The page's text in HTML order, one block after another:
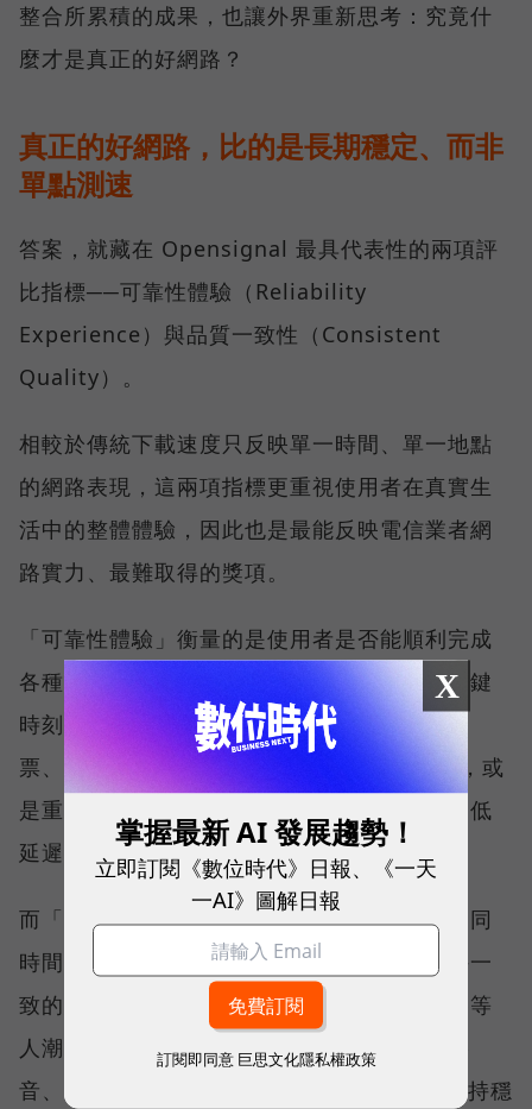
整合所累積的成果，也讓外界重新思考：究竟什
麼才是真正的好網路？
真正的好網路，比的是長期穩定、而非
單點測速
答案，就藏在 Opensignal 最具代表性的兩項評
比指標──可靠性體驗（Reliability
Experience）與品質一致性（Consistent
Quality）。
相較於傳統下載速度只反映單一時間、單一地點
的網路表現，這兩項指標更重視使用者在真實生
活中的整體體驗，因此也是最能反映電信業者網
路實力、最難取得的獎項。
「可靠性體驗」衡量的是使用者是否能順利完成
各種數位應用，因此，考驗的是網路服務在關鍵
時刻不中斷的能力。例如，搶購熱門演唱會門
票、秒殺限量商品、超商結帳掃描 QR Code，或
是重要的線上會議，都需要網路能即時回應、低
延遲且持續運作。
而「品質一致性」則是衡量電信業者可否在不同
時間、不同地點、不同網路負載下，都能維持一
致的網路服務品質。無論是在跨年晚會、球賽等
人潮密集場域，或是在高速移動時觀看串流影
音、傳送 LINE 訊息、分享社群動態，確保維持穩
X
掌握最新 AI 發展趨勢！
立即訂閱《數位時代》日報、《一天
一AI》圖解日報
訂閱即同意 巨思文化隱私權政策